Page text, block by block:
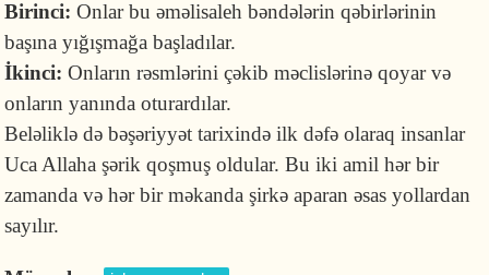
Birinci: Onlar bu əməlisaleh bəndələrin qəbirlərinin
başına yığışmağa başladılar.
İkinci: Onların rəsmlərini çəkib məclislərinə qoyar və
onların yanında oturardılar.
Beləliklə də bəşəriyyət tarixində ilk dəfə olaraq insanlar
Uca Allaha şərik qoşmuş oldular. Bu iki amil hər bir
zamanda və hər bir məkanda şirkə aparan əsas yollardan
sayılır.